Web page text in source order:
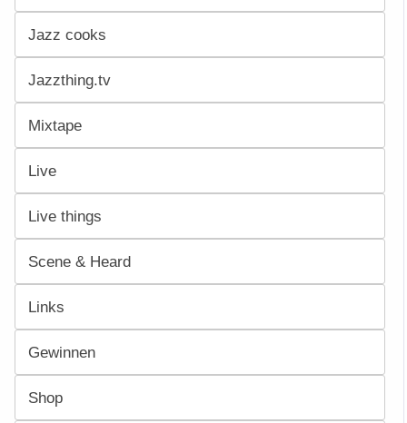
Jazz cooks
Jazzthing.tv
Mixtape
Live
Live things
Scene & Heard
Links
Gewinnen
Shop